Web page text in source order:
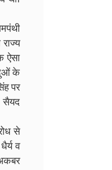
ऐसा
के
पर
सैयद
से
व